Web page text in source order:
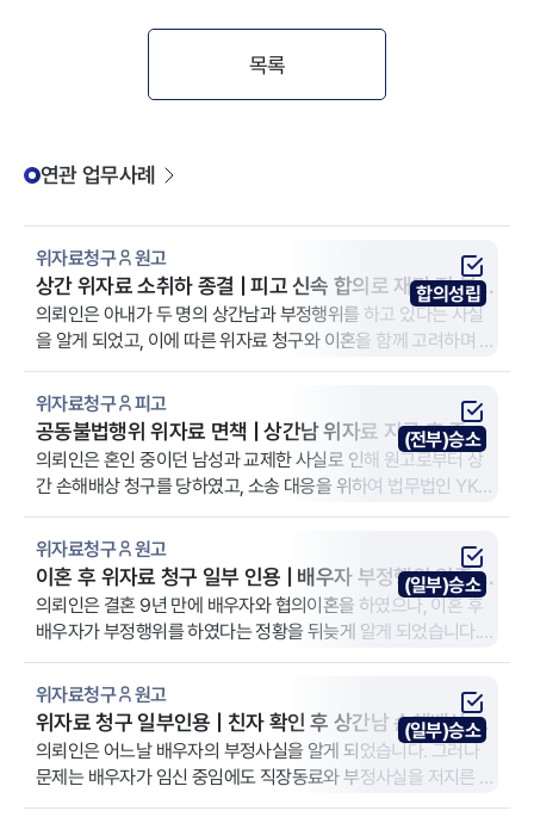
목록
연관 업무사례
위자료청구 원고
상간 위자료 소취하 종결 | 피고 신속 합의로 재판 전 분쟁
해결
의뢰인은 아내가 두 명의 상간남과 부정행위를 하고 있다는 사실
을 알게 되었고, 이에 따른 위자료 청구와 이혼을 함께 고려하며 법
무법인 YK 창원 분사무소를 찾게 되었습니다. 이번 사건은 그중 위
자료 청구에 관한 소송이었습니다.
합의성립
위자료청구 피고
공동불법행위 위자료 면책 | 상간남 위자료 지급 후 중복
배상 방어
의뢰인은 혼인 중이던 남성과 교제한 사실로 인해 원고로부터 상
간 손해배상 청구를 당하였고, 소송 대응을 위하여 법무법인 YK를
방문하였습니다. 의뢰인도 상간 사실을 인정하고 있었던 만큼, 소
송에서 다툴 여지가 있는 부분에 대한 조력이 필요하였습니다.
(전부)승소
위자료청구 원고
이혼 후 위자료 청구 일부 인용 | 배우자 부정행위 입증 및
재혼 확인
의뢰인은 결혼 9년 만에 배우자와 협의이혼을 하였으나, 이혼 후
배우자가 부정행위를 하였다는 정황을 뒤늦게 알게 되었습니다.
이후 배우자가 재혼하고 자녀까지 출산한 사실을 확인한 의뢰인
은, 혼인 파탄의 원인이 배우자의 부정행위에 있음을 확신하고 법
무법인 YK 남양주 분사무소를 찾아 위자료 청구 소송을 의뢰하였
습니다.
(일부)승소
위자료청구 원고
위자료 청구 일부인용 | 친자 확인 후 상간남 손해배상 청
구 인정
의뢰인은 어느날 배우자의 부정사실을 알게 되었습니다. 그러나
문제는 배우자가 임신 중임에도 직장동료와 부정사실을 저지른 것
이고 이에 의뢰인은 뱃속의 아이가 본인의 아이인지 상간남의 아
(일부)승소